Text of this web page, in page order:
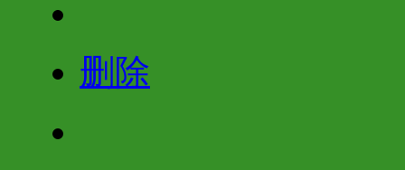
删除